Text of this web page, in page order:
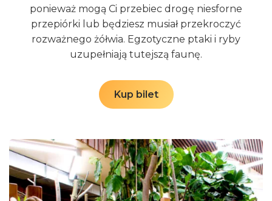
ponieważ mogą Ci przebiec drogę niesforne
przepiórki lub będziesz musiał przekroczyć
rozważnego żółwia. Egzotyczne ptaki i ryby
uzupełniają tutejszą faunę.
Kup bilet